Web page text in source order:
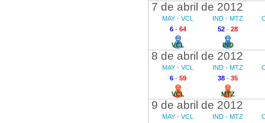
7 de abril de 2012
MAY - VCL
6- 64
VCL
IND - MTZ
52 - 28
IND
8 de abril de 2012
MAY - VCL
6- 59
VCL
IND - MTZ
38 - 35
MTZ
9 de abril de 2012
MAY - VCL
IND - MTZ